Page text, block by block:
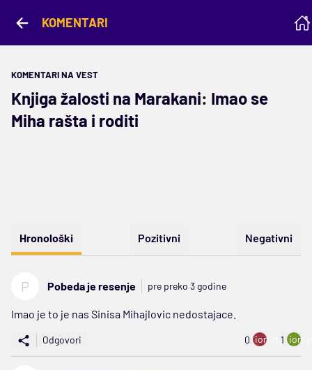
KOMENTARI
KOMENTARI NA VEST
Knjiga žalosti na Marakani: Imao se
Miha rašta i roditi
Hronološki Pozitivni Negativni
P Pobeda je resenje pre preko 3 godine
Imao je to je nas Sinisa Mihajlovic nedostajace.
Odgovori 0 ion:minus
1